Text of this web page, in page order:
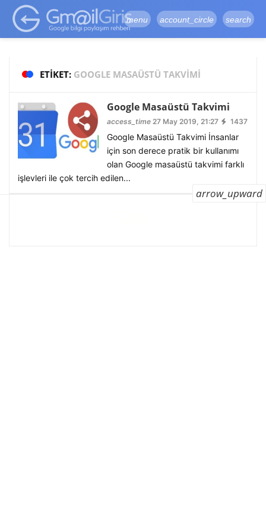
google-site-
verification=vqSI0upH550kabR5X8xpjMYieaXmuBueYgCJBW3uetM
menu account_circle search
ETIKET: GOOGLE MASAÜSTÜ TAKVIMI
Google Masaüstü Takvimi
access_time27 May 2019, 21:27 1437
Google Masaüstü Takvimi İnsanlar
için son derece pratik bir kullanımı
olan Google masaüstü takvimi farklı
işlevleri ile çok tercih edilen...
arrow_upward